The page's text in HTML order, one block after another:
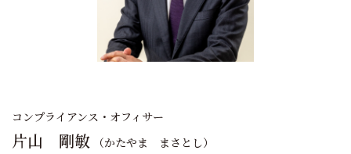
コンプライアンス・オフィサー
片山 剛敏 （かたやま まさとし）